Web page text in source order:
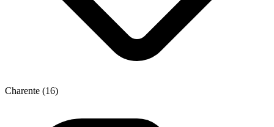
Charente (16)